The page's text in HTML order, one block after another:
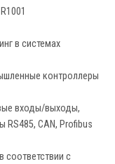
в системах
контроллеры
входы/выходы,
CAN, Profibus
соответствии с